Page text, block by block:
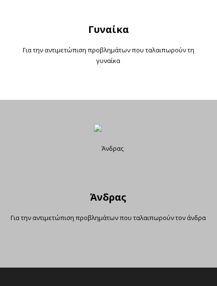
Γυναίκα
Για την αντιμετώπιση προβλημάτων που ταλαιπωρούν τη
γυναίκα
Άνδρας
Για την αντιμετώπιση προβλημάτων που ταλαιπωρούν τον άνδρα